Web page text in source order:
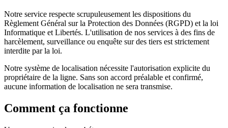
Notre service respecte scrupuleusement les dispositions du
Règlement Général sur la Protection des Données (RGPD) et la loi
Informatique et Libertés. L'utilisation de nos services à des fins de
harcèlement, surveillance ou enquête sur des tiers est strictement
interdite par la loi.
Notre système de localisation nécessite l'autorisation explicite du
propriétaire de la ligne. Sans son accord préalable et confirmé,
aucune information de localisation ne sera transmise.
Comment ça fonctionne